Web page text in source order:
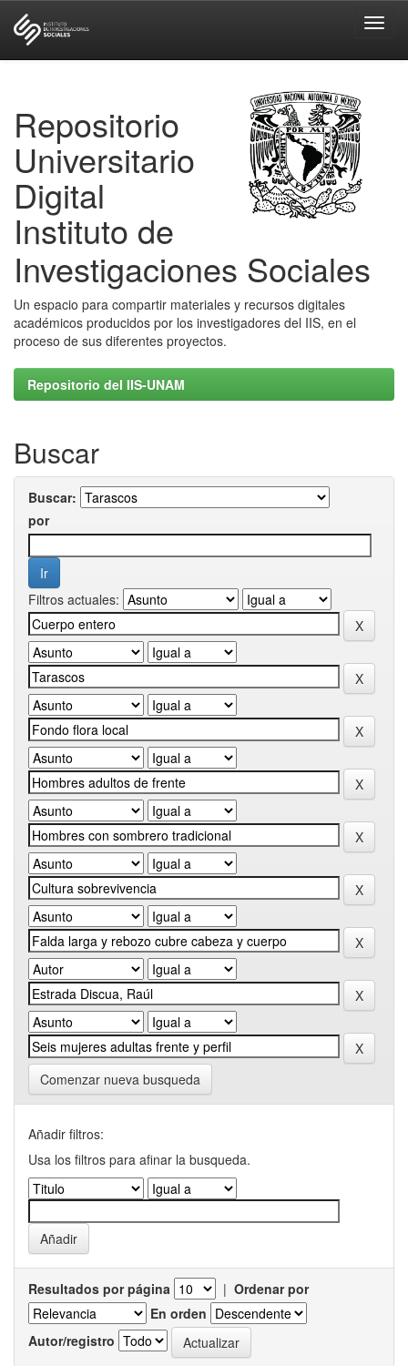
Repositorio
Universitario
Digital
Instituto de
Investigaciones Sociales
Un espacio para compartir materiales y recursos digitales
académicos producidos por los investigadores del IIS, en el
proceso de sus diferentes proyectos.
Repositorio del IIS-UNAM
Buscar
Buscar:
por
Filtros actuales:
Comenzar nueva busqueda
Añadir filtros:
Usa los filtros para afinar la busqueda.
Resultados por página | Ordenar por
En orden
Autor/registro